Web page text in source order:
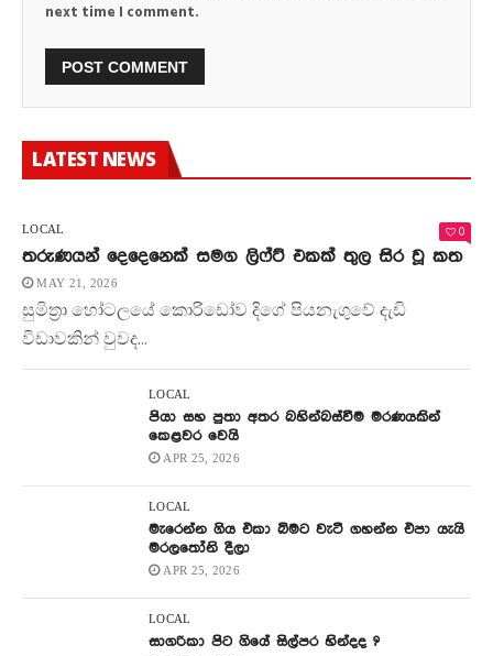
next time I comment.
LATEST NEWS
LOCAL 0
තරුණයන් දෙදෙනෙක් සමග ලිෆ්ට් එකක් තුල සිර වූ කත
MAY 21, 2026
සුමිත්‍රා හෝටලයේ කොරිඩෝව දිගේ පියනැගුවේ දැඩි
විඩාවකින් වුවද...
LOCAL
පියා සහ පුතා අතර බහින්බස්වීම මරණයකින්
කෙළවර වෙයි
APR 25, 2026
LOCAL
මැරෙන්න ගිය එකා බිමට වැටී ගහන්න එපා යැයි
මරලතෝනි දීලා
APR 25, 2026
LOCAL
සාගරිකා පිට ගියේ සිල්පර හින්දද ?